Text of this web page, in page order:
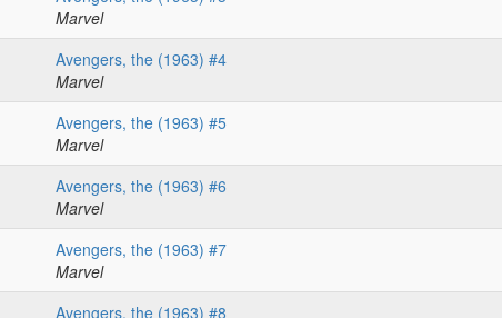
Marvel
Avengers, the (1963) #4
Marvel
Avengers, the (1963) #5
Marvel
Avengers, the (1963) #6
Marvel
Avengers, the (1963) #7
Marvel
Avengers, the (1963) #8